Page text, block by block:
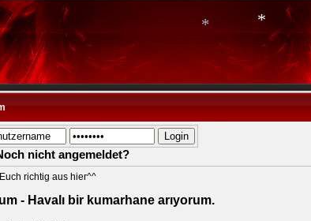
nicht angemeldet?
richtig aus hier^^
- Havalı bir kumarhane arıyorum.
*
*
*